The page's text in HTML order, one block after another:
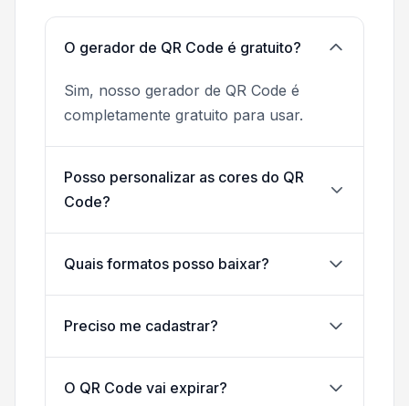
O gerador de QR Code é gratuito?
Sim, nosso gerador de QR Code é
completamente gratuito para usar.
Posso personalizar as cores do QR
Code?
Quais formatos posso baixar?
Preciso me cadastrar?
O QR Code vai expirar?